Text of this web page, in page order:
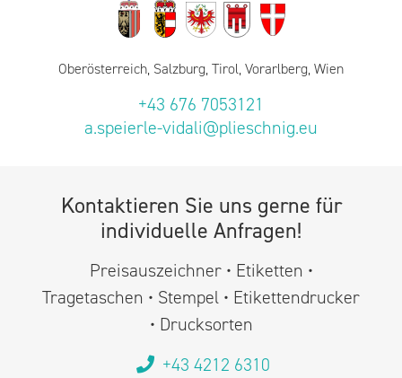
Oberösterreich, Salzburg, Tirol, Vorarlberg, Wien
+43 676 7053121
a.speierle-vidali@plieschnig.eu
Kontaktieren Sie uns gerne für
individuelle Anfragen!
Preisauszeichner • Etiketten •
Tragetaschen • Stempel • Etikettendrucker
• Drucksorten
+43 4212 6310